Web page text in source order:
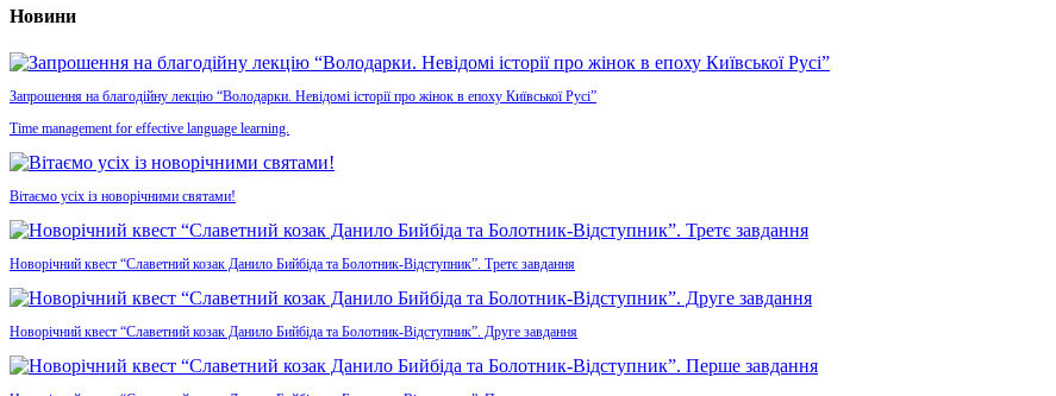
Новини
Запрошення на благодійну лекцію “Володарки. Невідомі історії про жінок в епоху Київської Русі”
Time management for effective language learning.
Вітаємо усіх із новорічними святами!
Новорічний квест “Славетний козак Данило Бийбіда та Болотник-Відступник”. Третє завдання
Новорічний квест “Славетний козак Данило Бийбіда та Болотник-Відступник”. Друге завдання